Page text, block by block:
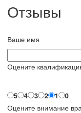
Отзывы
Ваше имя
Оцените
5 4 3 2 1
0
Оцените внимание